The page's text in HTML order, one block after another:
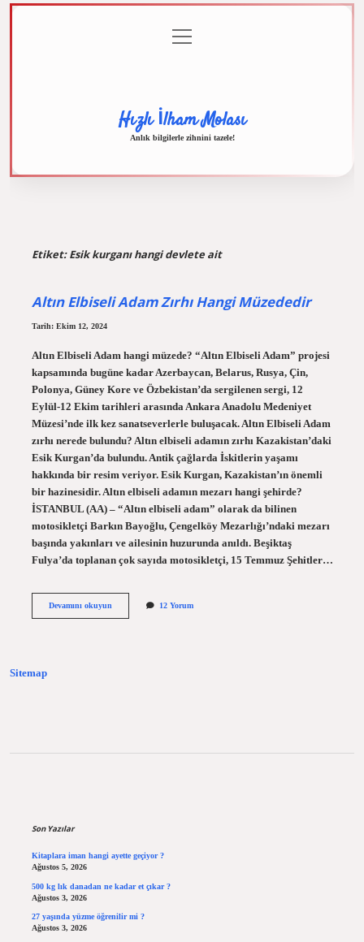
menüyü
aç
Hızlı İlham Molası
Anlık bilgilerle zihnini tazele!
Etiket:Esik kurganı hangi devlete ait
Altın Elbiseli Adam Zırhı Hangi Müzededir
Tarih: Ekim 12, 2024
Altın Elbiseli Adam hangi müzede? “Altın Elbiseli Adam” projesi
kapsamında bugüne kadar Azerbaycan, Belarus, Rusya, Çin,
Polonya, Güney Kore ve Özbekistan’da sergilenen sergi, 12
Eylül-12 Ekim tarihleri ​​arasında Ankara Anadolu Medeniyet
Müzesi’nde ilk kez sanatseverlerle buluşacak. Altın Elbiseli Adam
zırhı nerede bulundu? Altın elbiseli adamın zırhı Kazakistan’daki
Esik Kurgan’da bulundu. Antik çağlarda İskitlerin yaşamı
hakkında bir resim veriyor. Esik Kurgan, Kazakistan’ın önemli
bir hazinesidir. Altın elbiseli adamın mezarı hangi şehirde?
İSTANBUL (AA) – “Altın elbiseli adam” olarak da bilinen
motosikletçi Barkın Bayoğlu, Çengelköy Mezarlığı’ndaki mezarı
başında yakınları ve ailesinin huzurunda anıldı. Beşiktaş
Fulya’da toplanan çok sayıda motosikletçi, 15 Temmuz Şehitler…
Devamını okuyunAltın
12 Yorum
Sitemap
Son Yazılar
Kitaplara iman hangi ayette geçiyor ?
Ağustos 5, 2026
500 kg lık danadan ne kadar et çıkar ?
Ağustos 3, 2026
27 yaşında yüzme öğrenilir mi ?
Ağustos 3, 2026